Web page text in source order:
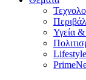
Υγεία
Lifestyle